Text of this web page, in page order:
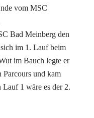
vom MSC
Bad Meinberg den
im 1. Lauf beim
im Bauch legte er
Parcours und kam
1 wäre es der 2.